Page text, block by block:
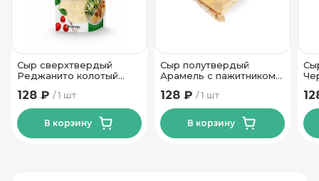
Сыр сверхтвердый
Реджанито колотый
Дары 50гр
1 шт
128 ₽
В корзину
Сыр полутвердый
Арамель с пажитником
Династия 180 гр
1 шт
128 ₽
В корзину